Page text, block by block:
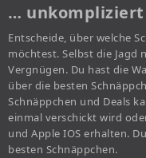
… unkompliziert
Entscheide, über welche
möchtest. Selbst die Jagd
Vergnügen. Du hast die
über die besten
Schnäppchen und Deals
einmal verschickt wird
und Apple IOS erhalten.
besten Schnäppchen.